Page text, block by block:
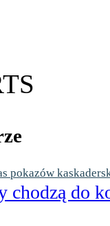
pokazów
chodzą do